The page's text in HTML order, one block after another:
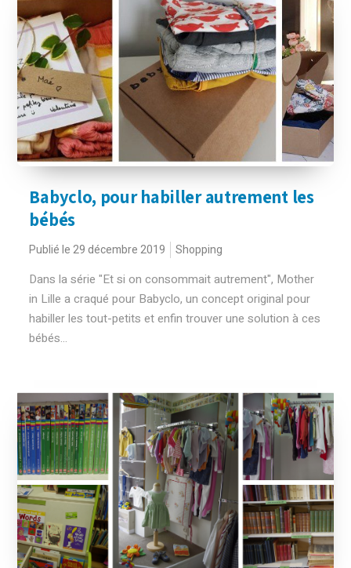
Babyclo, pour habiller autrement les
bébés
Publié le 29 décembre 2019 Shopping
Dans la série "Et si on consommait autrement", Mother
in Lille a craqué pour Babyclo, un concept original pour
habiller les tout-petits et enfin trouver une solution à ces
bébés...